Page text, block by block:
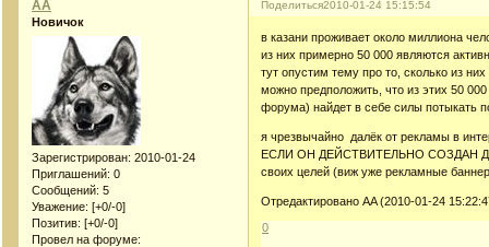
Поделиться2010-01-24 15:15:54
AA
Новичок
Зарегистрирован: 2010-01-24
Приглашений: 0
Сообщений: 5
Уважение: [+0/-0]
Позитив: [+0/-0]
Провел на форуме:
в казани проживает около миллиона
из них примерно 50 000 являются
тут опустим тему про то, сколько из
можно предположить, что из этих 50
форума) найдет в себе силы потыкать
я чрезвычайно далёк от рекламы в
ЕСЛИ ОН ДЕЙСТВИТЕЛЬНО СОЗДАН
своих целей (виж уже рекламные
Отредактировано AA (2010-01-24
0